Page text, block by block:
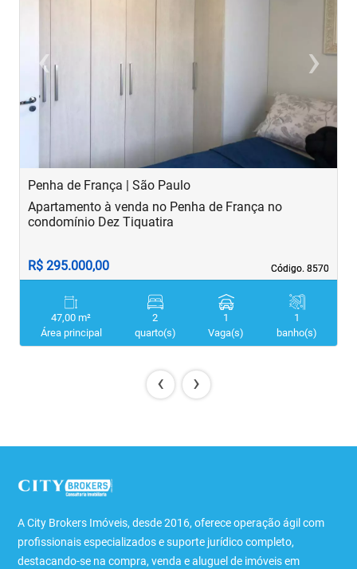
‹
Previous ›Next
Penha de França | São Paulo
Código. 8570
Código. 8570
Apartamento à venda no Penha de França no
condomínio Dez Tiquatira
R$ 295.000,00
47,00 m²
Área principal
2
quarto(s)
1
Vaga(s)
1
banho(s)
‹ ›
A City Brokers Imóveis, desde 2016, oferece operação ágil com
profissionais especializados e suporte jurídico completo,
destacando-se na compra, venda e aluguel de imóveis em